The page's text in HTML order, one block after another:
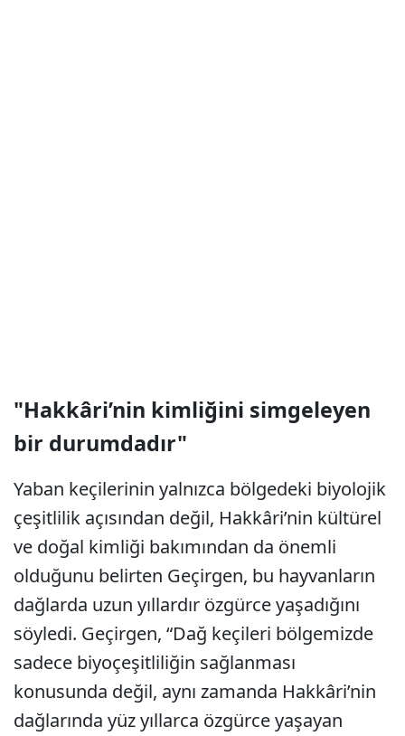
"Hakkâri’nin kimliğini simgeleyen
bir durumdadır"
Yaban keçilerinin yalnızca bölgedeki biyolojik
çeşitlilik açısından değil, Hakkâri’nin kültürel
ve doğal kimliği bakımından da önemli
olduğunu belirten Geçirgen, bu hayvanların
dağlarda uzun yıllardır özgürce yaşadığını
söyledi. Geçirgen, “Dağ keçileri bölgemizde
sadece biyoçeşitliliğin sağlanması
konusunda değil, aynı zamanda Hakkâri’nin
dağlarında yüz yıllarca özgürce yaşayan